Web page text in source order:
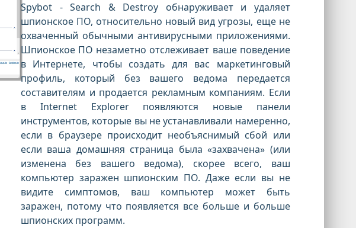
Spybot - Search & Destroy обнаруживает и удаляет
шпионское ПО, относительно новый вид угрозы, еще не
охваченный обычными антивирусными приложениями.
Шпионское ПО незаметно отслеживает ваше поведение
в Интернете, чтобы создать для вас маркетинговый
профиль, который без вашего ведома передается
составителям и продается рекламным компаниям. Если
в Internet Explorer появляются новые панели
инструментов, которые вы не устанавливали намеренно,
если в браузере происходит необъяснимый сбой или
если ваша домашняя страница была «захвачена» (или
изменена без вашего ведома), скорее всего, ваш
компьютер заражен шпионским ПО. Даже если вы не
видите симптомов, ваш компьютер может быть
заражен, потому что появляется все больше и больше
шпионских программ.